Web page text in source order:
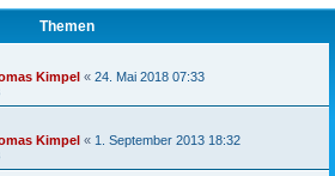
Themen
Kimpel « 24. Mai 2018 07:33
Kimpel « 1. September 2013 18:32